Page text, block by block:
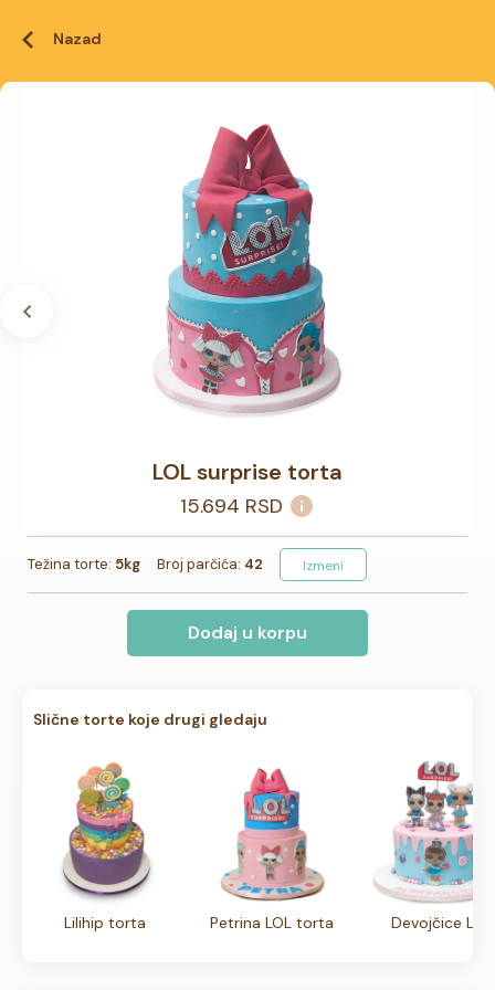
Nazad
LOL surprise torta
15.694 RSD
Težina torte: 5kg Broj parčića: 42 Izmeni
Dodaj u korpu
Slične torte koje drugi gledaju
Lilihip torta Petrina LOL torta Devojčice Lol